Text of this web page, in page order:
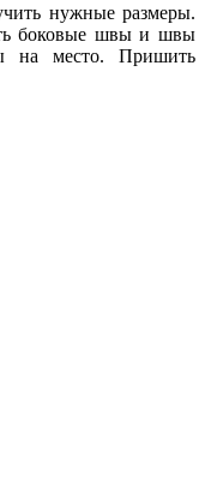
нужные размеры.
боковые швы и швы
на место. Пришить